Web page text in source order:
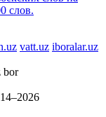
слов.
vatt.uz iboralar.uz
bor